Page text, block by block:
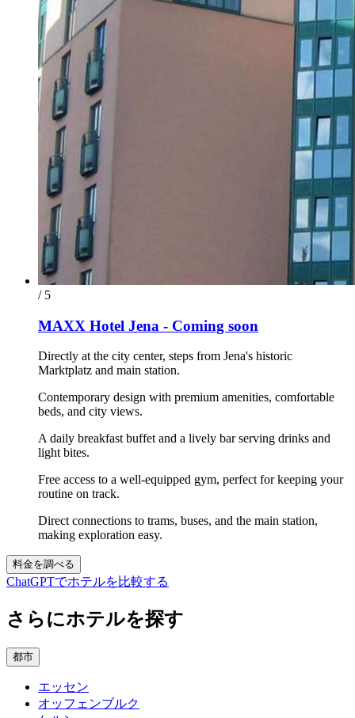
/ 5
MAXX Hotel Jena - Coming soon
Directly at the city center, steps from Jena's historic
Marktplatz and main station.
Contemporary design with premium amenities, comfortable
beds, and city views.
A daily breakfast buffet and a lively bar serving drinks and
light bites.
Free access to a well-equipped gym, perfect for keeping your
routine on track.
Direct connections to trams, buses, and the main station,
making exploration easy.
料金を調べる
ChatGPTでホテルを比較する
さらにホテルを探す
都市
エッセン
オッフェンブルク